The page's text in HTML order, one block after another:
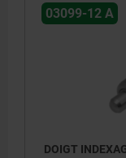
03099-12 A
DOIGT